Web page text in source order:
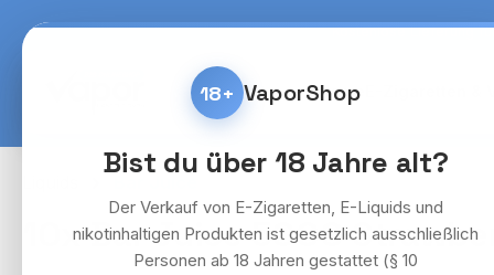
Hauptinhalt springen
Zur Suche springen
Zur Hauptnavigation springen Kostenlose Lieferung
Home E-Zigaretten &
10x Bar Juice 5000
18+ VaporShop
Bist du über 18 Jahre alt?
Der Verkauf von E-Zigaretten, E-Liquids und
nikotinhaltigen Produkten ist gesetzlich ausschließlich
Personen ab 18 Jahren gestattet (§ 10